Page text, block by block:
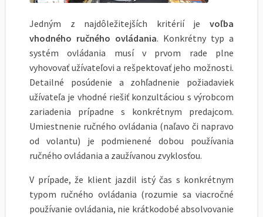
Jedným z najdôležitejších kritérií je voľba
vhodného ručného ovládania. Konkrétny typ a
systém ovládania musí v prvom rade plne
vyhovovať užívateľovi a rešpektovať jeho možnosti.
Detailné posúdenie a zohľadnenie požiadaviek
užívateľa je vhodné riešiť konzultáciou s výrobcom
zariadenia prípadne s konkrétnym predajcom.
Umiestnenie ručného ovládania (naľavo či napravo
od volantu) je podmienené dobou používania
ručného ovládania a zaužívanou zvyklosťou.
V prípade, že klient jazdil istý čas s konkrétnym
typom ručného ovládania (rozumie sa viacročné
používanie ovládania, nie krátkodobé absolvovanie